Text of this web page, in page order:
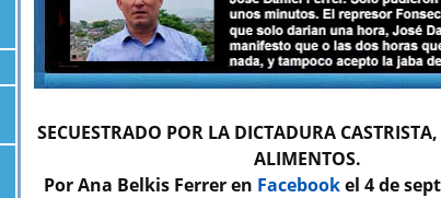
SECUESTRADO POR LA DICTADURA
ALIMENTOS.
Por Ana Belkis Ferrer en Facebookel 4 de